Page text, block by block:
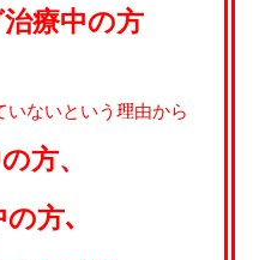
療中の方
いないという理由から
方、
方､